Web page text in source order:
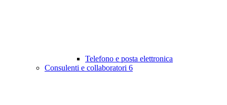
Telefono e posta elettronica
Consulenti e collaboratori 6